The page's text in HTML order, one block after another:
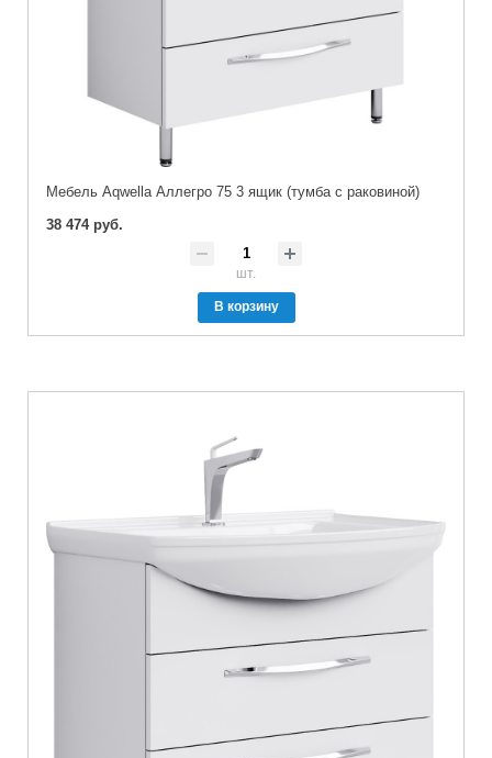
Мебель Aqwella Аллегро 75 3 ящик (тумба с раковиной)
38 474 руб.
шт.
В корзину